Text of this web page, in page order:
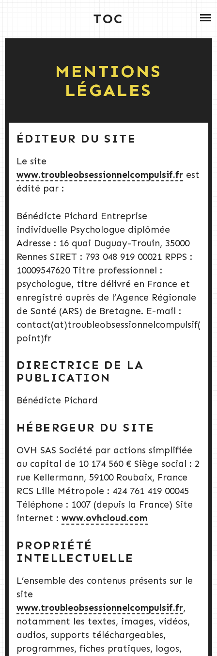
QUI SUIS-JE?
TOC
MENTIONS
LÉGALES
ÉDITEUR DU SITE
Le site
www.troubleobsessionnelcompulsif.fr est
édité par :
Bénédicte Pichard Entreprise
individuelle Psychologue diplômée
Adresse : 16 quai Duguay-Trouin, 35000
Rennes SIRET : 793 048 919 00021 RPPS :
10009547620 Titre professionnel :
psychologue, titre délivré en France et
enregistré auprès de l’Agence Régionale
de Santé (ARS) de Bretagne. E-mail :
contact(at)troubleobsessionnelcompulsif(
point)fr
DIRECTRICE DE LA
PUBLICATION
Bénédicte Pichard
HÉBERGEUR DU SITE
OVH SAS Société par actions simplifiée
au capital de 10 174 560 € Siège social : 2
rue Kellermann, 59100 Roubaix, France
RCS Lille Métropole : 424 761 419 00045
Téléphone : 1007 (depuis la France) Site
internet : www.ovhcloud.com
PROPRIÉTÉ
INTELLECTUELLE
L’ensemble des contenus présents sur le
site
www.troubleobsessionnelcompulsif.fr,
notamment les textes, images, vidéos,
audios, supports téléchargeables,
programmes, fiches pratiques, logos,